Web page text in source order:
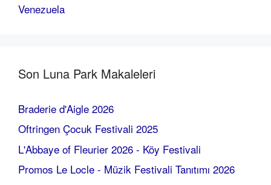
Venezuela
Son Luna Park Makaleleri
Braderie d'Aigle 2026
Oftringen Çocuk Festivali 2025
L'Abbaye of Fleurier 2026 - Köy Festivali
Promos Le Locle - Müzik Festivali Tanıtımı 2026